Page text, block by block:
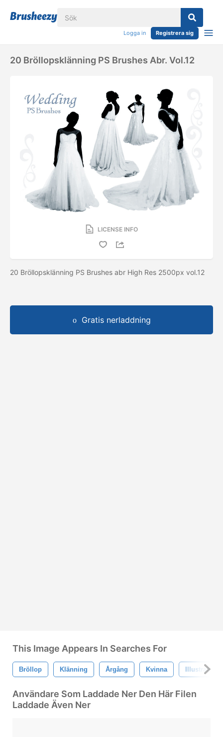
Logga in Registrera sig
20 Bröllopsklänning PS Brushes Abr. Vol.12
LICENSE INFO
20 Bröllopsklänning PS Brushes abr High Res 2500px vol.12
Gratis nerladdning
This Image Appears In Searches For
Bröllop Klänning Årgång Kvinna Illustration
Användare Som Laddade Ner Den Här Filen
Laddade Även Ner